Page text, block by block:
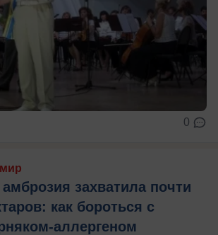
0
захватила почти
как бороться с
аллергеном